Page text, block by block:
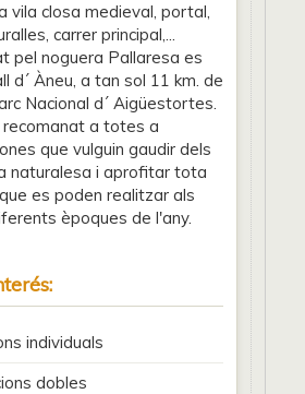
vila closa medieval, portal,
carrer principal,...
pel noguera Pallaresa es
d´ Àneu, a tan sol 11 km. de
Nacional d´ Aigüestortes.
recomanat a totes a
que vulguin gaudir dels
naturalesa i aprofitar tota
es poden realitzar als
èpoques de l'any.
individuals
dobles